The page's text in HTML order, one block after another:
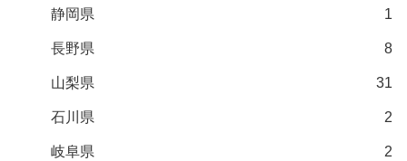
静岡県 1
長野県 8
山梨県 31
石川県 2
岐阜県 2